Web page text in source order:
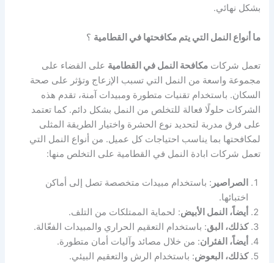
بشكل نهائي.
ما أنواع النمل التي يتم مكافحتها في القطامية ؟
تعمل شركاتمكافحة النمل في القطامية على القضاء على
مجموعة واسعة من النمل التي تسبب الإزعاج وتؤثر على صحة
السكان. باستخدام تقنيات متطورة ومبيدات آمنة، تقدم هذه
الشركات حلولًا فعالة للتخلص من النمل بشكل دائم. كما تعتمد
على فرق مدربة لتحديد نوع الحشرة واختيار الطريقة المثلى
لمكافحتها بما يناسب احتياجات كل عميل. من أنواع النمل التي
تعمل شركات ابادة النمل في القطامية على التخلص منها:
الصراصير : باستخدام مبيدات متخصصة تصل إلى أماكن
اختبائها.
أيضاً، النمل الأبيض: لحماية الممتلكات من التلف.
كذلك، البق: باستخدام التعقيم الحراري والمبيدات الفعّالة.
أيضاً، الفئران: من خلال مصائد وآليات أمان متطورة.
كذلك، البعوض: باستخدام الرش والتعقيم البيئي.